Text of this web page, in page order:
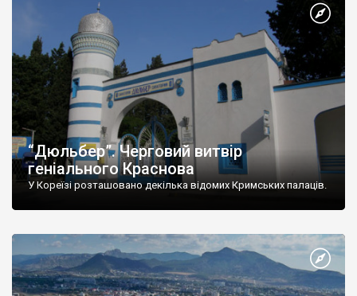
“Дюльбер”. Черговий витвір
геніального Краснова
У Кореїзі розташовано декілька відомих Кримських палаців.